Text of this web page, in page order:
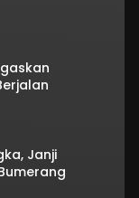
Janji